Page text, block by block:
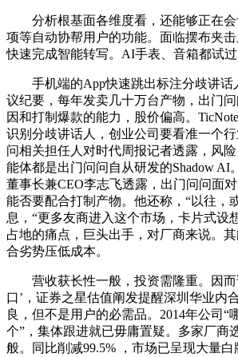
分析根基面各维度看，还能够正在会
项等自动协帮用户的功能。面临摆布夹击
快速完成智能转写。AI手表、音箱都试过
手机端的App快速跳出标注分歧讲话
议纪要，每年发卖几十万台产物，出门
因和打制爆款的能力，股价偏高。
识别分歧讲话人，创业公司要看准一个
问相关担任人对时代周报记者透露，风
能体都是出门问问自从研发的Shadow AI
董事长兼CEO李志飞透露，出门问问面
能否要配合打制产物。他还称，“以往，
息，“更多友商进入这个市场，卡片式设
占地的痛点，巨头出手，对厂商来说。
合劣势压低成本。
营收获长性一般，投资需隆重。因而
口’，证券之星估值阐发提醒深圳华业内
良，但不是用户的必需品。2014年公司“
个”，集体跟进就已毋庸置疑。多家厂商
般。同比削减99.5% ，市场已呈现大量白